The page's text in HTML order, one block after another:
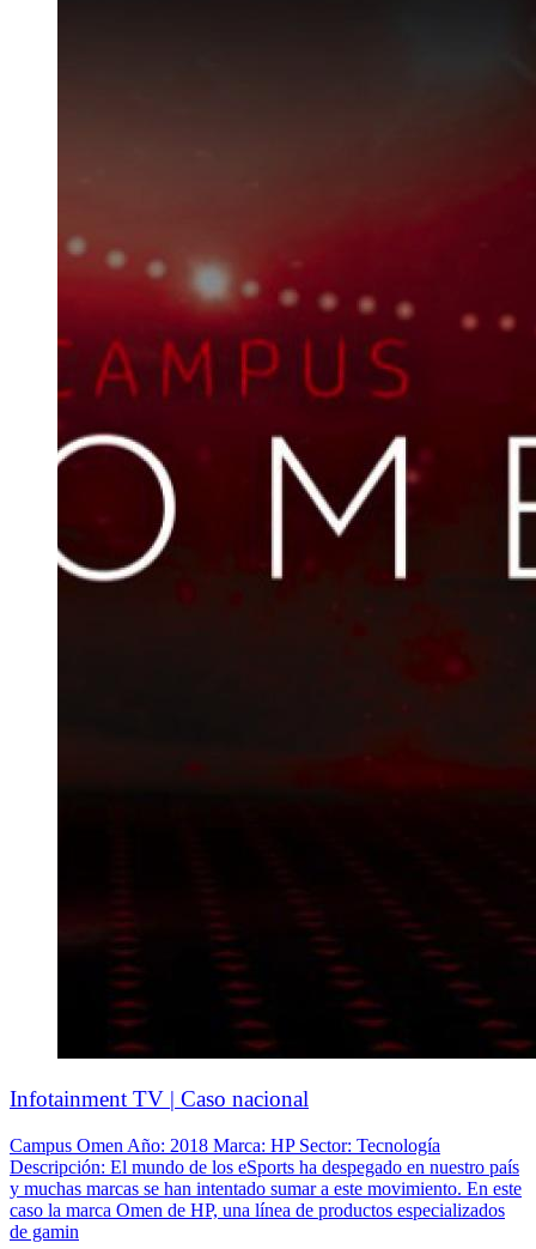
Infotainment TV | Caso nacional
Campus Omen Año: 2018 Marca: HP Sector: Tecnología
Descripción: El mundo de los eSports ha despegado en nuestro país
y muchas marcas se han intentado sumar a este movimiento. En este
caso la marca Omen de HP, una línea de productos especializados
de gamin